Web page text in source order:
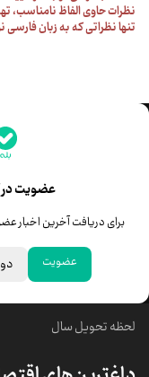
عضویت در
برای دریافت آخرین اخبار
عضویت
جدیدترین
خبرهای مهم
لحظه تحویل سال